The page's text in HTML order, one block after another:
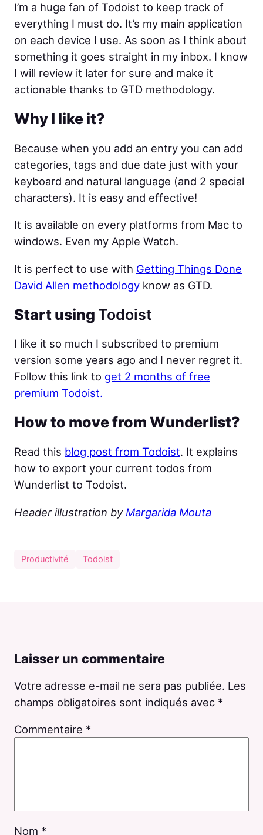
I’m a huge fan of Todoist to keep track of
everything I must do. It’s my main application
on each device I use. As soon as I think about
something it goes straight in my inbox. I know
I will review it later for sure and make it
actionable thanks to GTD methodology.
Why I like it?
Because when you add an entry you can add
categories, tags and due date just with your
keyboard and natural language (and 2 special
characters). It is easy and effective!
It is available on every platforms from Mac to
windows. Even my Apple Watch.
It is perfect to use with Getting Things Done
David Allen methodology know as GTD.
Start using Todoist
I like it so much I subscribed to premium
version some years ago and I never regret it.
Follow this link to get 2 months of free
premium Todoist.
How to move from Wunderlist?
Read this blog post from Todoist. It explains
how to export your current todos from
Wunderlist to Todoist.
Header illustration by Margarida Mouta
Productivité Todoist
Laisser un commentaire
Votre adresse e-mail ne sera pas publiée. Les
champs obligatoires sont indiqués avec *
Commentaire *
Nom *